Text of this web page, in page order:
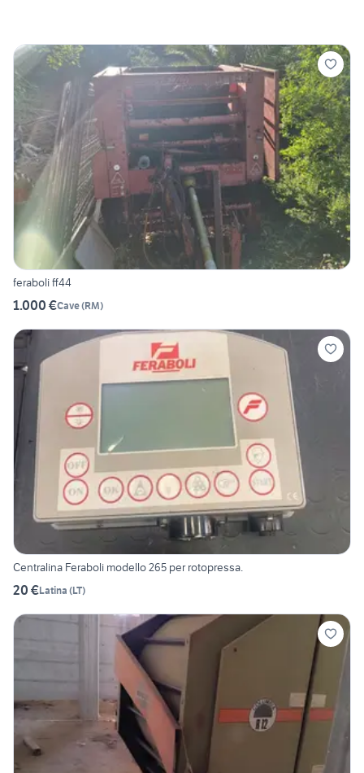
feraboli ff44
1.000 €Cave(RM)
Centralina Feraboli modello 265 per rotopressa.
20 €Latina (LT)